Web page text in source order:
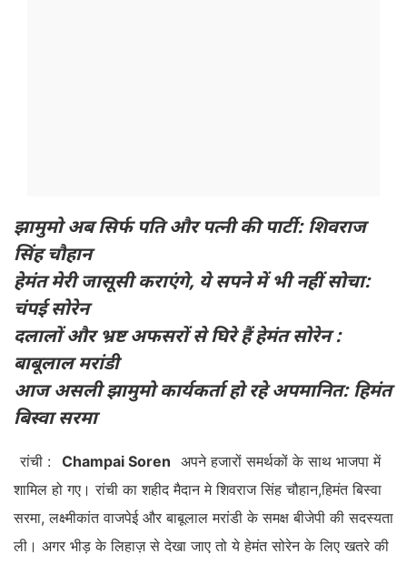
झामुमो अब सिर्फ पति और पत्नी की पार्टी: शिवराज
सिंह चौहान
हेमंत मेरी जासूसी कराएंगे, ये सपने में भी नहीं सोचा:
चंपई सोरेन
दलालों और भ्रष्ट अफसरों से घिरे हैं हेमंत सोरेन :
बाबूलाल मरांडी
आज असली झामुमो कार्यकर्ता हो रहे अपमानित: हिमंत
बिस्वा सरमा
रांची : Champai Soren अपने हजारों समर्थकों के साथ भाजपा में
शामिल हो गए। रांची का शहीद मैदान मे शिवराज सिंह चौहान,हिमंत बिस्वा
सरमा, लक्ष्मीकांत वाजपेई और बाबूलाल मरांडी के समक्ष बीजेपी की सदस्यता
ली। अगर भीड़ के लिहाज़ से देखा जाए तो ये हेमंत सोरेन के लिए खतरे की